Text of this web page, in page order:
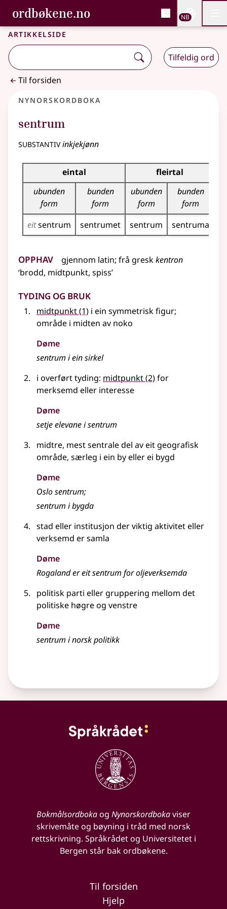
Gå til hovedinnhold
Tilgjengelighet
ordbøkene.no, Bokmålsordboka og
Bokmålsordboka og Nynorskordboka
NB
Artikkelside
Tilfeldig ord
Til forsiden
Nynorskordboka
sentrum
substantivinkjekjønn
Bøyningstabell for dette substantivet
eintal
fleirtal
ubunden
form
bunden
form
ubunden
form
bunden
form
eitsentrum sentrumet sentrum sentruma
Opphav gjennom latin; frå greskkentron
‘brodd, midtpunkt, spiss’
Tyding og bruk
midtpunkt(1) i ein symmetrisk figur;
område i midten av noko
Døme
sentrum i ein sirkel
i overført tyding: midtpunkt(2)for
merksemd eller interesse
Døme
setje elevane i sentrum
midtre, mest sentrale del av eit geografisk
område, særleg i ein by eller ei bygd
Døme
Oslo sentrum;
sentrum i bygda
stad eller institusjon der viktig aktivitet eller
verksemd er samla
Døme
Rogaland er eit sentrum for oljeverksemda
politisk parti eller gruppering mellom det
politiske høgre og venstre
Døme
sentrum i norsk politikk
Bokmålsordbokaog Nynorskordbokaviser
skrivemåte og bøyning i tråd med norsk
rettskrivning. Språkrådet og Universitetet i
Bergen står bak ordbøkene.
Til forsiden
Hjelp